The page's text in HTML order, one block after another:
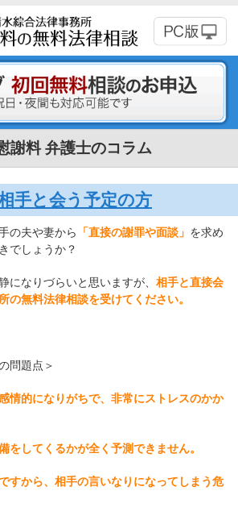
謝料 弁護士のコラム
手と会う予定の方
の夫や妻から 「直接の謝罪や面談」 を求め
でしょうか？
になりづらいと思いますが、 相手と直接会
の無料法律相談を受けてください。
問題点＞
情的になりがちで、非常にストレスのかか
してくるかが全く予測できません。
すから、相手の言いなりになってしまう危